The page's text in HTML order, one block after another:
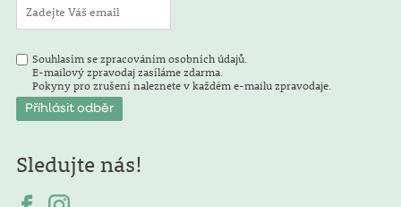
Souhlasím se zpracováním osobních údajů.
E-mailový zpravodaj zasíláme zdarma.
Pokyny pro zrušení naleznete v každém e-mailu zpravodaje.
Sledujte nás!